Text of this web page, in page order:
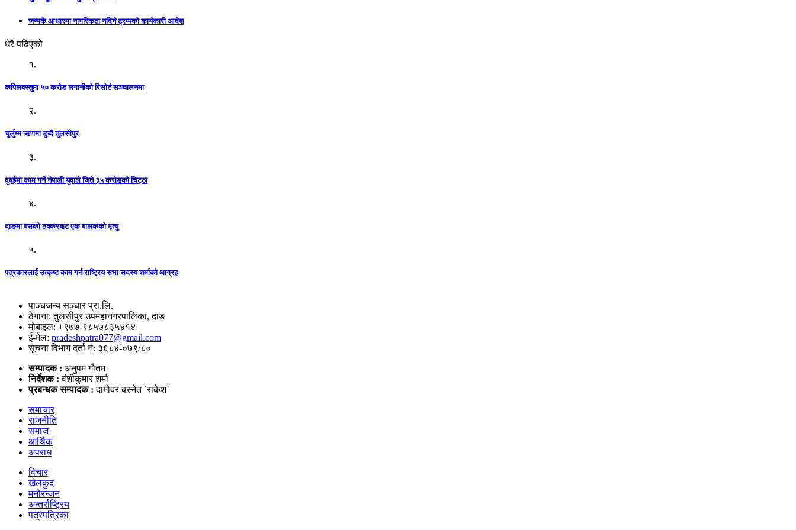
जन्मकै आधारमा नागरिकता नदिने ट्रम्पको कार्यकारी आदेश
धेरै पढिएको
१.
कपिलवस्तुमा ५० करोड लगानीको रिसोर्ट सञ्चालनमा
२.
चुर्लुम्म ऋणमा डुब्दै तुलसीपुर
३.
दुबईमा काम गर्ने नेपाली युवाले जिते ३५ करोडको चिट्ठा
४.
दाङमा बसको ठक्करबाट एक बालकको मृत्यु
५.
पत्रकारलाई उत्कृष्ट काम गर्न राष्ट्रिय सभा सदस्य शर्माको आग्रह
पाञ्चजन्य सञ्चार प्रा.लि.
ठेगाना: तुलसीपुर उपमहानगरपालिका, दाङ
मोबाइल: +९७७-९८५७८३५४१४
ई-मेल: pradeshpatra077@gmail.com
सूचना विभाग दर्ता नं: ३६८४-०७९/८०
सम्पादक : अनुपम गौतम
निर्देशक :वंशीकुमार शर्मा
प्रबन्धक सम्पादक :दामोदर बस्नेत `राकेश´
समाचार
राजनीति
समाज
आर्थिक
अपराध
विचार
खेलकुद
मनोरन्जन
अन्तर्राष्ट्रिय
पत्रपत्रिका